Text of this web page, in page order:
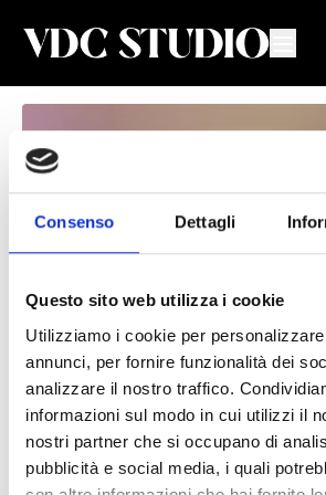
Consenso Dettagli
Questo sito web utilizza i cookie
Utilizziamo i cookie per
annunci, per fornire funzionalità dei
analizzare il nostro traffico.
informazioni sul modo in cui utilizzi il
nostri partner che si occupano di
pubblicità e social media, i quali
Stretching #39
Valeria De Chiara
Lezione di Stretching con focus sullo